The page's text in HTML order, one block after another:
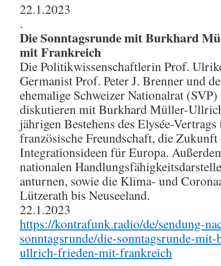
22.1.2023
.
Die Sonntagsrunde mit Burkhard
mit Frankreich
Die Politikwissenschaftlerin Prof.
Germanist Prof. Peter J. Brenner und
ehemalige Schweizer Nationalrat
diskutieren mit Burkhard Müller-
jährigen Bestehens des Elysée-
französische Freundschaft, die
Integrationsideen für Europa.
nationalen
anturnen, sowie die Klima- und
Lützerath bis Neuseeland.
22.1.2023
https://kontrafunk.radio/de/sendung-
sonntagsrunde/die-sonntagsrunde-
ullrich-frieden-mit-frankreich